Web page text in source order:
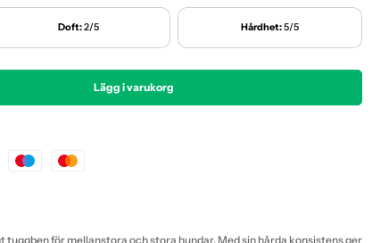
Doft:2/5 Hårdhet:5/5
Svenskt Oxben Knotben
- Svenskt Oxben Knotben
Lägg i varukorg
för mellanstora och stora hundar. Med sin hårda konsistens ger